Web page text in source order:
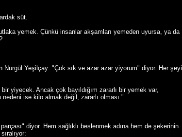
süt.
yemek. Çünkü insanlar akşamları yemeden uyursa, ya da
Yeşilçay: "Çok sık ve azar azar yiyorum" diyor. Her şeyi
yiyecek. Ancak çok bayıldığım zararlı bir yemek var,
ise kilo almak değil, zararlı olması."
diyor. Hem sağlıklı beslenmek adına hem de şekerinin